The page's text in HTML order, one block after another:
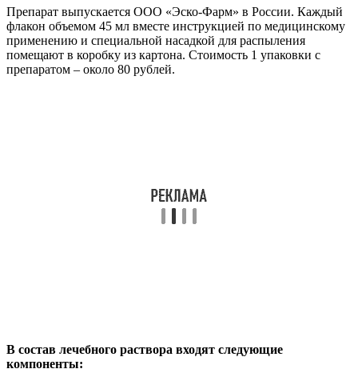
Препарат выпускается ООО «Эско-Фарм» в России. Каждый
флакон объемом 45 мл вместе инструкцией по медицинскому
применению и специальной насадкой для распыления
помещают в коробку из картона. Стоимость 1 упаковки с
препаратом – около 80 рублей.
В состав лечебного раствора входят следующие
компоненты: